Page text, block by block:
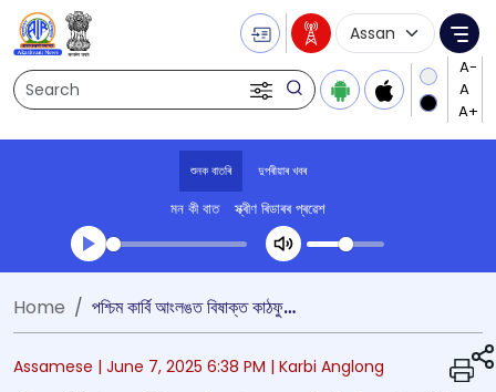
Search
Language
শুনক বাতৰি দুপৰীয়াৰ খবৰ
মন কী বাত স্ক্ৰীণ ৰিডাৰৰ প্ৰৱেশ
Transcript summary
খেলা অডিঅ' দুপৰীয়াৰ খবৰ
Home পশ্চিম কাৰ্বি আংলঙত বিষাক্ত কাঠফুলা সেৱন সন্দৰ্ভত বিশেষ সজাগতা শিবিৰ অনুষ্ঠিত
Assamese | June 7, 2025 6:38 PM | Karbi Anglong